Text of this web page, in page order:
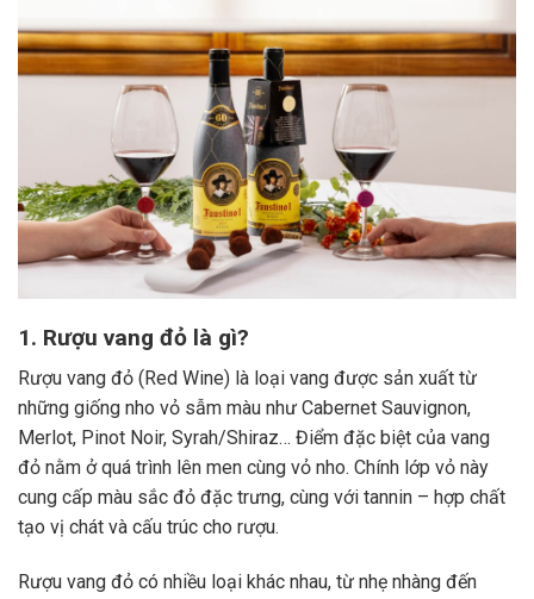
1. Rượu vang đỏ là gì?
Rượu vang đỏ (Red Wine) là loại vang được sản xuất từ
những giống nho vỏ sẫm màu như Cabernet Sauvignon,
Merlot, Pinot Noir, Syrah/Shiraz… Điểm đặc biệt của vang
đỏ nằm ở quá trình lên men cùng vỏ nho. Chính lớp vỏ này
cung cấp màu sắc đỏ đặc trưng, cùng với tannin – hợp chất
tạo vị chát và cấu trúc cho rượu.
Rượu vang đỏ có nhiều loại khác nhau, từ nhẹ nhàng đến